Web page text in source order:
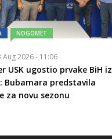
NOGOMET
Aug 2026 - 11:06
USK ugostio prvake BiH iz
Bubamara predstavila
za novu sezonu